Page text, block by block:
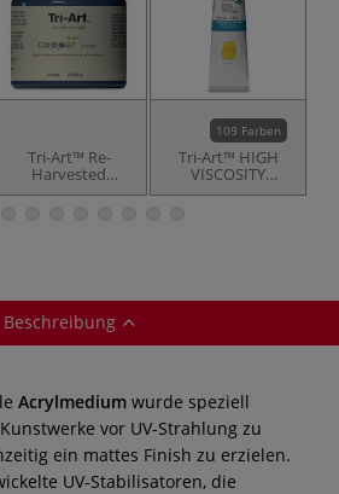
Tri-Art™ Re-
Harvested
Copper Cinder
109 Farben
Tri-Art™ HIGH
VISCOSITY
Acrylfarbe
Beschreibung
Acrylmedium wurde speziell
vor UV-Strahlung zu
ein mattes Finish zu erzielen.
UV-Stabilisatoren, die